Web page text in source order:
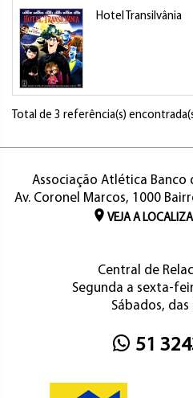
Hotel Transilvânia
Total de 3 referência(s)
Associação Atlética Banco
Av. Coronel Marcos, 1000
VEJA A
Central de
Segunda a sexta-
Sábados, das
51